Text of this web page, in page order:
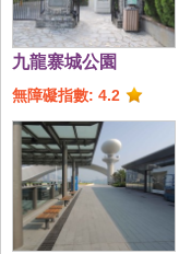
九龍寨城公園
無障礙指數: 4.2